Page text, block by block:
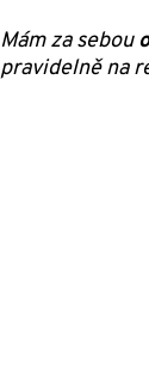
Mám za sebou
pravidelně na